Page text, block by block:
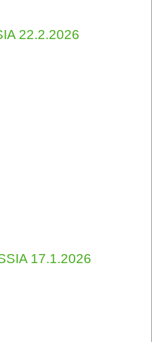
22.2.2026
17.1.2026